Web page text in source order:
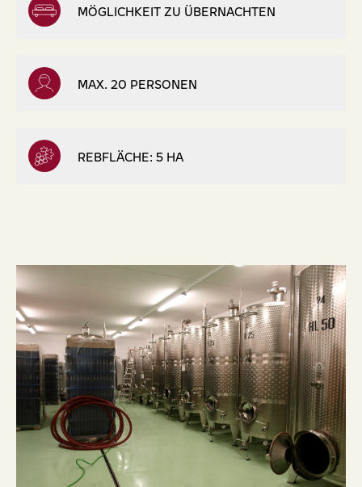
MÖGLICHKEIT ZU ÜBERNACHTEN
MAX. 20 PERSONEN
REBFLÄCHE: 5 HA